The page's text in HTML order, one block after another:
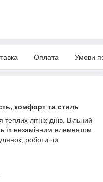
Оплата Умови
комфорт та стиль
літніх днів. Вільний
їх незамінним елементом
роботи чи